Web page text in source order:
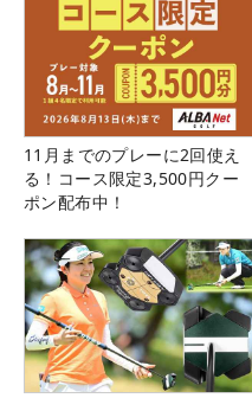
11月までのプレーに2回使え
る！コース限定3,500円クー
ポン配布中！